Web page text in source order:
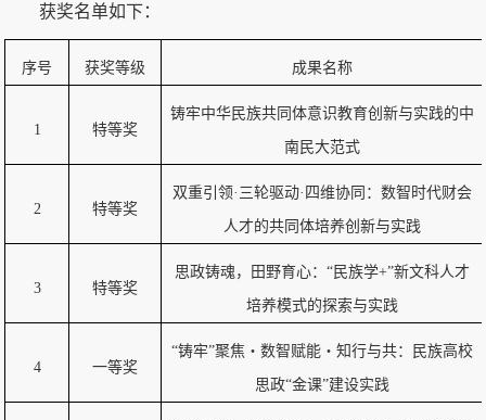
获奖名单如下：
序号 获奖等级 成果名称
1 特等奖
铸牢中华民族共同体意识教育创新与实践的中
南民大范式
2 特等奖
双重引领·三轮驱动·四维协同：数智时代财会
人才的共同体培养创新与实践
3 特等奖
思政铸魂，田野育心：“民族学+”新文科人才
培养模式的探索与实践
4 一等奖
“铸牢”聚焦・数智赋能・知行与共：民族高校
思政“金课”建设实践